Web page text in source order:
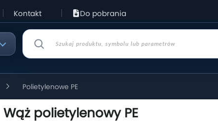
Kontakt Do pobrania
Polietylenowe PE
Wąż polietylenowy PE